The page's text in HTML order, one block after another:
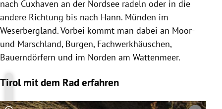
nach Cuxhaven an der Nordsee radeln oder in die
andere Richtung bis nach Hann. Münden im
Weserbergland. Vorbei kommt man dabei an Moor-
und Marschland, Burgen, Fachwerkhäuschen,
Bauerndörfern und im Norden am Wattenmeer.
Tirol mit dem Rad erfahren